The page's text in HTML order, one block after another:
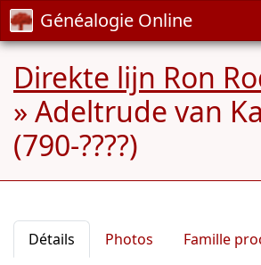
Généalogie Online
Direkte lijn Ron
» Adeltrude van
(790-????)
Détails Photos Famille